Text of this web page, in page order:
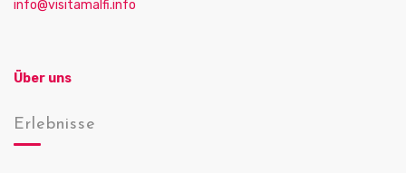
info@visitamalfi.info
Über uns
Erlebnisse